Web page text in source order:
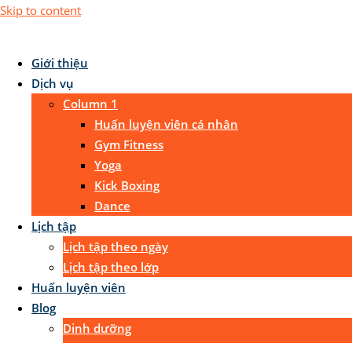
Skip to content
Giới thiệu
Dịch vụ
Column 1
Huấn luyện viên cá nhân
Gym Fitness
Yoga
Kick Boxing
Dance
Lịch tập
Lịch tập theo ngày
Lịch tập theo lớp
Huấn luyện viên
Blog
Dinh dưỡng